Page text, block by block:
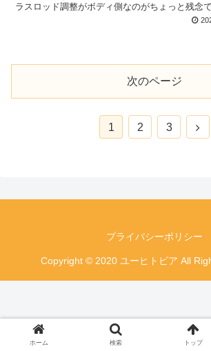
ラスロッド調整がボディ側なのがちょっと残念
ではありません。 開封の儀 さて、開封の儀で
次のページ
1 2 3
次
プライバシーポリシー
Copyright © 2020 ユーヒトビア All
ホーム 検索 トップ